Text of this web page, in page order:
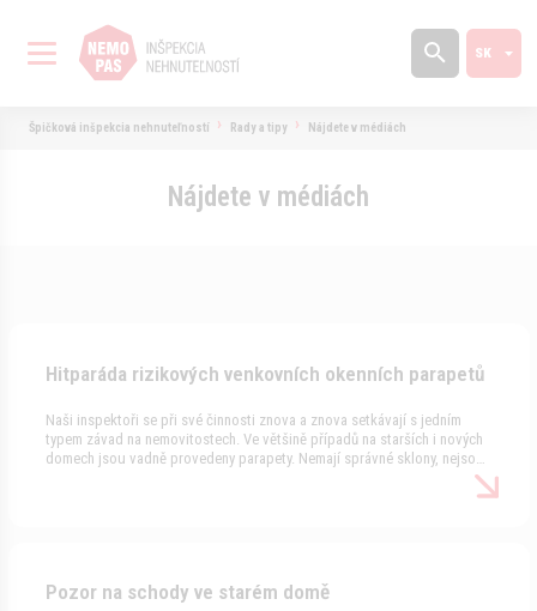
Špičková inšpekcia nehnuteľností Rady a tipy Nájdete v médiách
Nájdete v médiách
Hitparáda rizikových venkovních okenních parapetů
Naši inspektoři se při své činnosti znova a znova setkávají s jedním
typem závad na nemovitostech. Ve většině případů na starších i nových
domech jsou vadně provedeny parapety. Nemají správné sklony, nejsou
Pozor na schody ve starém domě